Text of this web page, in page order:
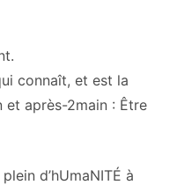
connaît, et est la
et après-2main : Être
d’hUmaNITÉ à